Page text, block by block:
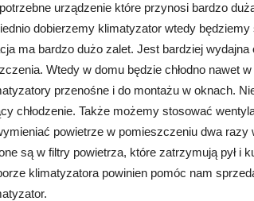
urządzenie które przynosi bardzo
dobierzemy klimatyzator wtedy
ma bardzo dużo zalet. Jest bardziej wydajna
Wtedy w domu będzie chłodno nawet
przenośne i do montażu w oknach.
chłodzenie. Także możemy stosować
powietrze w pomieszczeniu dwa
są w filtry powietrza, które zatrzymują pył i
klimatyzatora powinien pomóc nam